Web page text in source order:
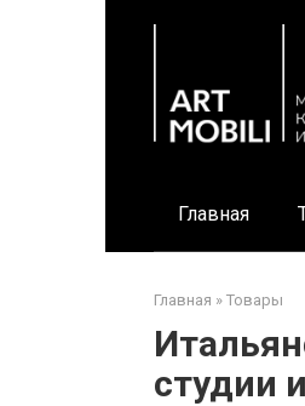
Главная
Главная » Товары
студии